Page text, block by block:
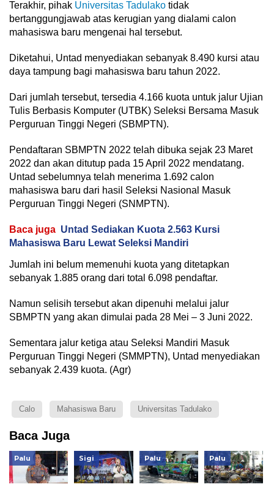
Terakhir, pihak Universitas Tadulako tidak
bertanggungjawab atas kerugian yang dialami calon
mahasiswa baru mengenai hal tersebut.
Diketahui, Untad menyediakan sebanyak 8.490 kursi atau
daya tampung bagi mahasiswa baru tahun 2022.
Dari jumlah tersebut, tersedia 4.166 kuota untuk jalur Ujian
Tulis Berbasis Komputer (UTBK) Seleksi Bersama Masuk
Perguruan Tinggi Negeri (SBMPTN).
Pendaftaran SBMPTN 2022 telah dibuka sejak 23 Maret
2022 dan akan ditutup pada 15 April 2022 mendatang.
Untad sebelumnya telah menerima 1.692 calon
mahasiswa baru dari hasil Seleksi Nasional Masuk
Perguruan Tinggi Negeri (SNMPTN).
Baca juga Untad Sediakan Kuota 2.563 Kursi
Mahasiswa Baru Lewat Seleksi Mandiri
Jumlah ini belum memenuhi kuota yang ditetapkan
sebanyak 1.885 orang dari total 6.098 pendaftar.
Namun selisih tersebut akan dipenuhi melalui jalur
SBMPTN yang akan dimulai pada 28 Mei – 3 Juni 2022.
Sementara jalur ketiga atau Seleksi Mandiri Masuk
Perguruan Tinggi Negeri (SMMPTN), Untad menyediakan
sebanyak 2.439 kuota. (Agr)
Calo Mahasiswa Baru Universitas Tadulako
Baca Juga
Palu Sigi Palu Palu